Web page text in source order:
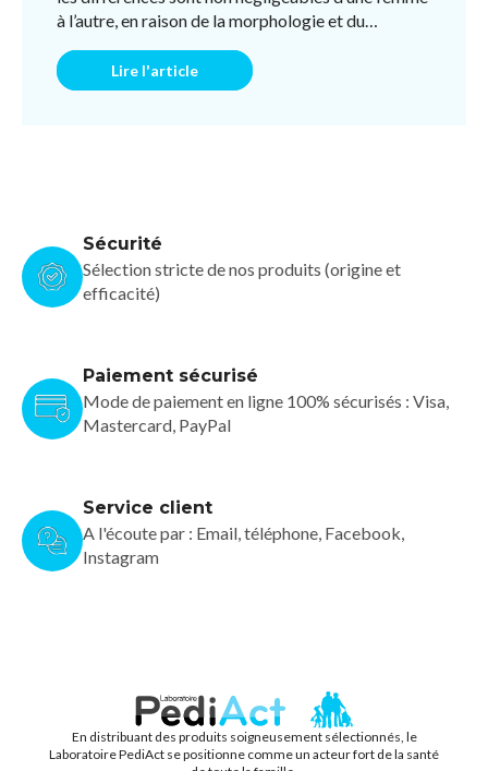
à l’autre, en raison de la morphologie et du
Lire l'article
Sécurité
Sélection stricte de nos produits (origine et
efficacité)
Paiement sécurisé
Mode de paiement en ligne 100% sécurisés : Visa,
Mastercard, PayPal
Service client
A l'écoute par : Email, téléphone, Facebook,
Instagram
PEDIACT
En distribuant des produits soigneusement sélectionnés, le
Laboratoire PediAct se positionne comme un acteur fort de la santé